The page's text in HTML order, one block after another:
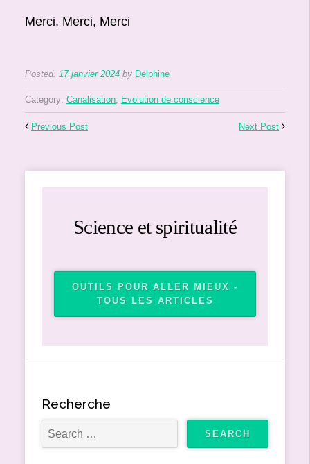
Merci, Merci, Merci
Posted: 17 janvier 2024 by Delphine
Category: Canalisation, Evolution de conscience
Previous Post Next Post
Science et spiritualité
OUTILS POUR ALLER MIEUX -
TOUS LES ARTICLES
Recherche